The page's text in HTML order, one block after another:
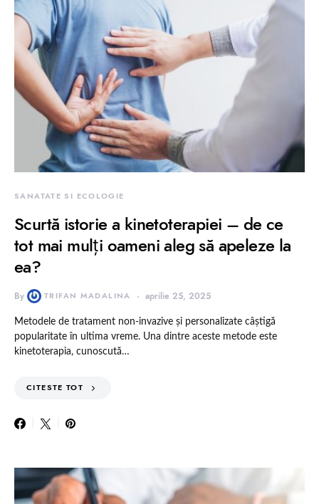
SANATATE SI ECOLOGIE
Scurtă istorie a kinetoterapiei – de ce
tot mai mulți oameni aleg să apeleze la
ea?
By TRIFAN MADALINA aprilie 25, 2025
Metodele de tratament non-invazive și personalizate câștigă
popularitate în ultima vreme. Una dintre aceste metode este
kinetoterapia, cunoscută…
CITESTE TOT